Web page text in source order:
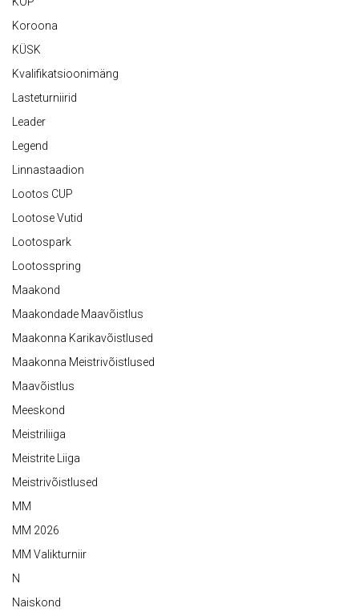
Koroona
KÜSK
Kvalifikatsioonimäng
Lasteturniirid
Leader
Legend
Linnastaadion
Lootos CUP
Lootose Vutid
Lootospark
Lootosspring
Maakond
Maakondade Maavõistlus
Maakonna Karikavõistlused
Maakonna Meistrivõistlused
Maavõistlus
Meeskond
Meistriliiga
Meistrite Liiga
Meistrivõistlused
MM
MM 2026
MM Valikturniir
N
Naiskond